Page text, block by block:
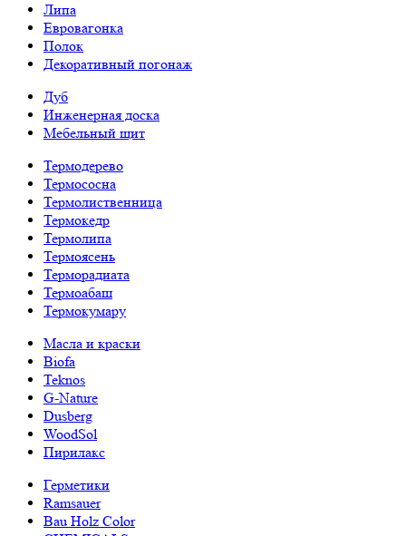
Липа
Евровагонка
Полок
Декоративный погонаж
Дуб
Инженерная доска
Мебельный щит
Термодерево
Термососна
Термолиственница
Термокедр
Термолипа
Термоясень
Терморадиата
Термоабаш
Термокумару
Масла и краски
Biofa
Teknos
G-Nature
Dusberg
WoodSol
Пирилакс
Герметики
Ramsauer
Bau Holz Color